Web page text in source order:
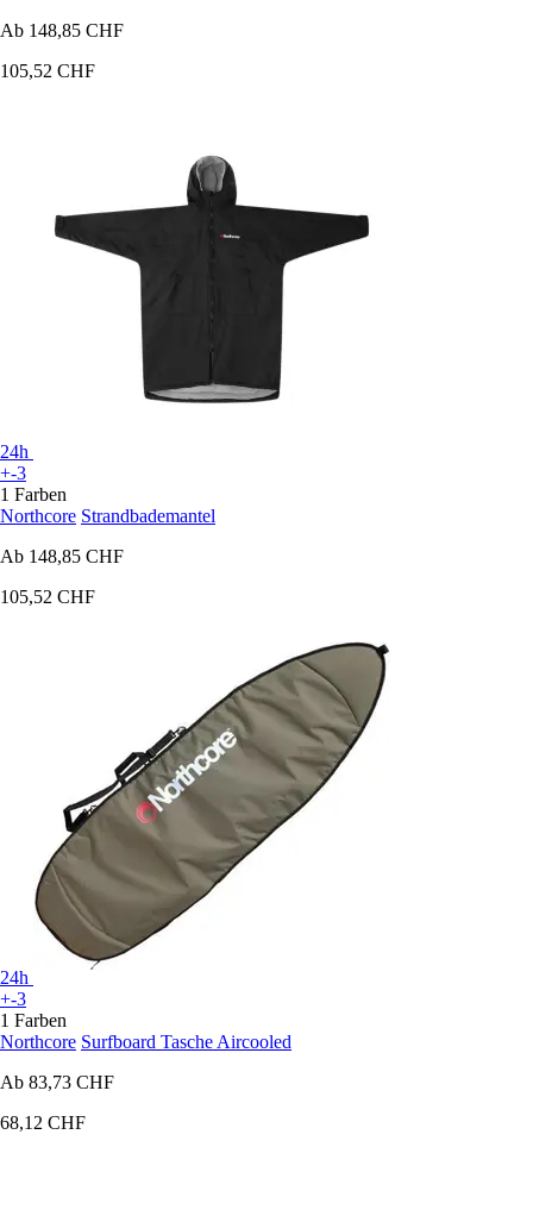
Ab 148,85 CHF
105,52 CHF
24h
+-3
1 Farben
Northcore Strandbademantel
Ab 148,85 CHF
105,52 CHF
24h
+-3
1 Farben
Northcore Surfboard Tasche Aircooled
Ab 83,73 CHF
68,12 CHF